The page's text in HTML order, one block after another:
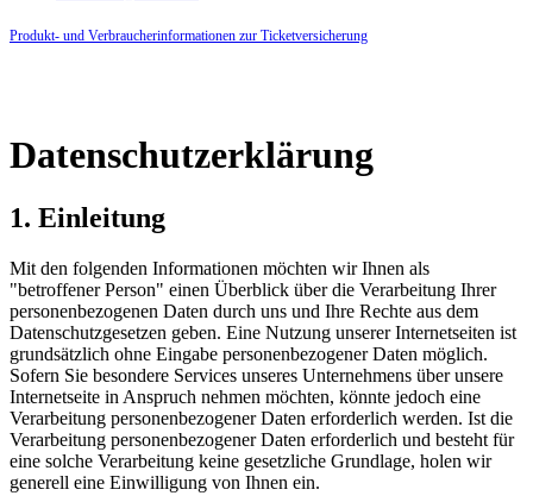
Produkt- und Verbraucherinformationen zur Ticketversicherung
Datenschutzerklärung
1. Einleitung
Mit den folgenden Informationen möchten wir Ihnen als
"betroffener Person" einen Überblick über die Verarbeitung Ihrer
personenbezogenen Daten durch uns und Ihre Rechte aus dem
Datenschutzgesetzen geben. Eine Nutzung unserer Internetseiten ist
grundsätzlich ohne Eingabe personenbezogener Daten möglich.
Sofern Sie besondere Services unseres Unternehmens über unsere
Internetseite in Anspruch nehmen möchten, könnte jedoch eine
Verarbeitung personenbezogener Daten erforderlich werden. Ist die
Verarbeitung personenbezogener Daten erforderlich und besteht für
eine solche Verarbeitung keine gesetzliche Grundlage, holen wir
generell eine Einwilligung von Ihnen ein.